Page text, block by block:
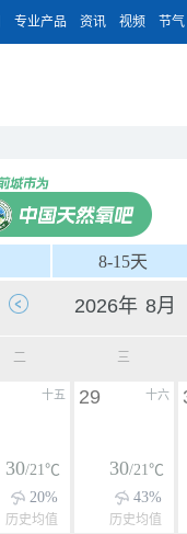
专业产品 资讯 视频 节气
8-15天
二 三
十五
30/21℃
20%
历史均值
十六
29
30/21℃
43%
历史均值